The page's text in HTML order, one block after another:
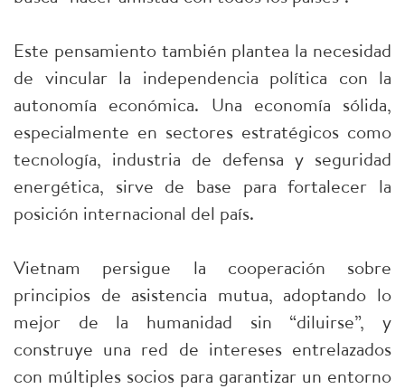
Este pensamiento también plantea la necesidad
de vincular la independencia política con la
autonomía económica. Una economía sólida,
especialmente en sectores estratégicos como
tecnología, industria de defensa y seguridad
energética, sirve de base para fortalecer la
posición internacional del país.
Vietnam persigue la cooperación sobre
principios de asistencia mutua, adoptando lo
mejor de la humanidad sin “diluirse”, y
construye una red de intereses entrelazados
con múltiples socios para garantizar un entorno